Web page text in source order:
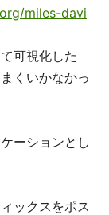
miles-davi
可視化した
くいかなかっ
ーションとし
ックスをポス